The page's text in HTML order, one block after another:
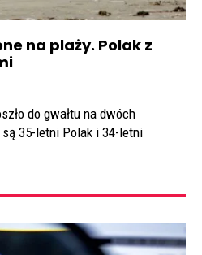
na plaży. Polak z
do gwałtu na dwóch
35-letni Polak i 34-letni